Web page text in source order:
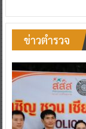
ข่าวตำรวจ